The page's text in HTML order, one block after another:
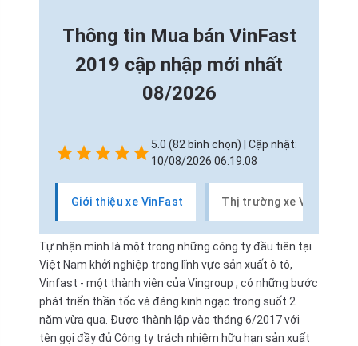
Thông tin Mua bán VinFast
2019 cập nhập mới nhất
08/2026
5.0 (82 bình chọn) | Cập nhật:
10/08/2026 06:19:08
Giới thiệu xe VinFast Thị trường xe VinFast
Tự nhận mình là một trong những công ty đầu tiên tại
Việt Nam khởi nghiệp trong lĩnh vực sản xuất ô tô,
Vinfast - một thành viên củaVingroup , có những bước
phát triển thần tốc và đáng kinh ngạc trong suốt 2
năm vừa qua. Được thành lập vào tháng 6/2017 với
tên gọi đầy đủ Công ty trách nhiệm hữu hạn sản xuất